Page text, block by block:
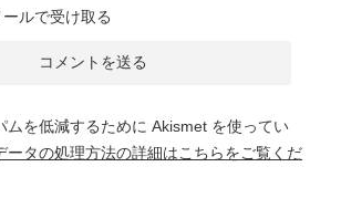
ルで受け取る
ムを低減するために Akismet を使ってい
ータの処理方法の詳細はこちらをご覧くだ